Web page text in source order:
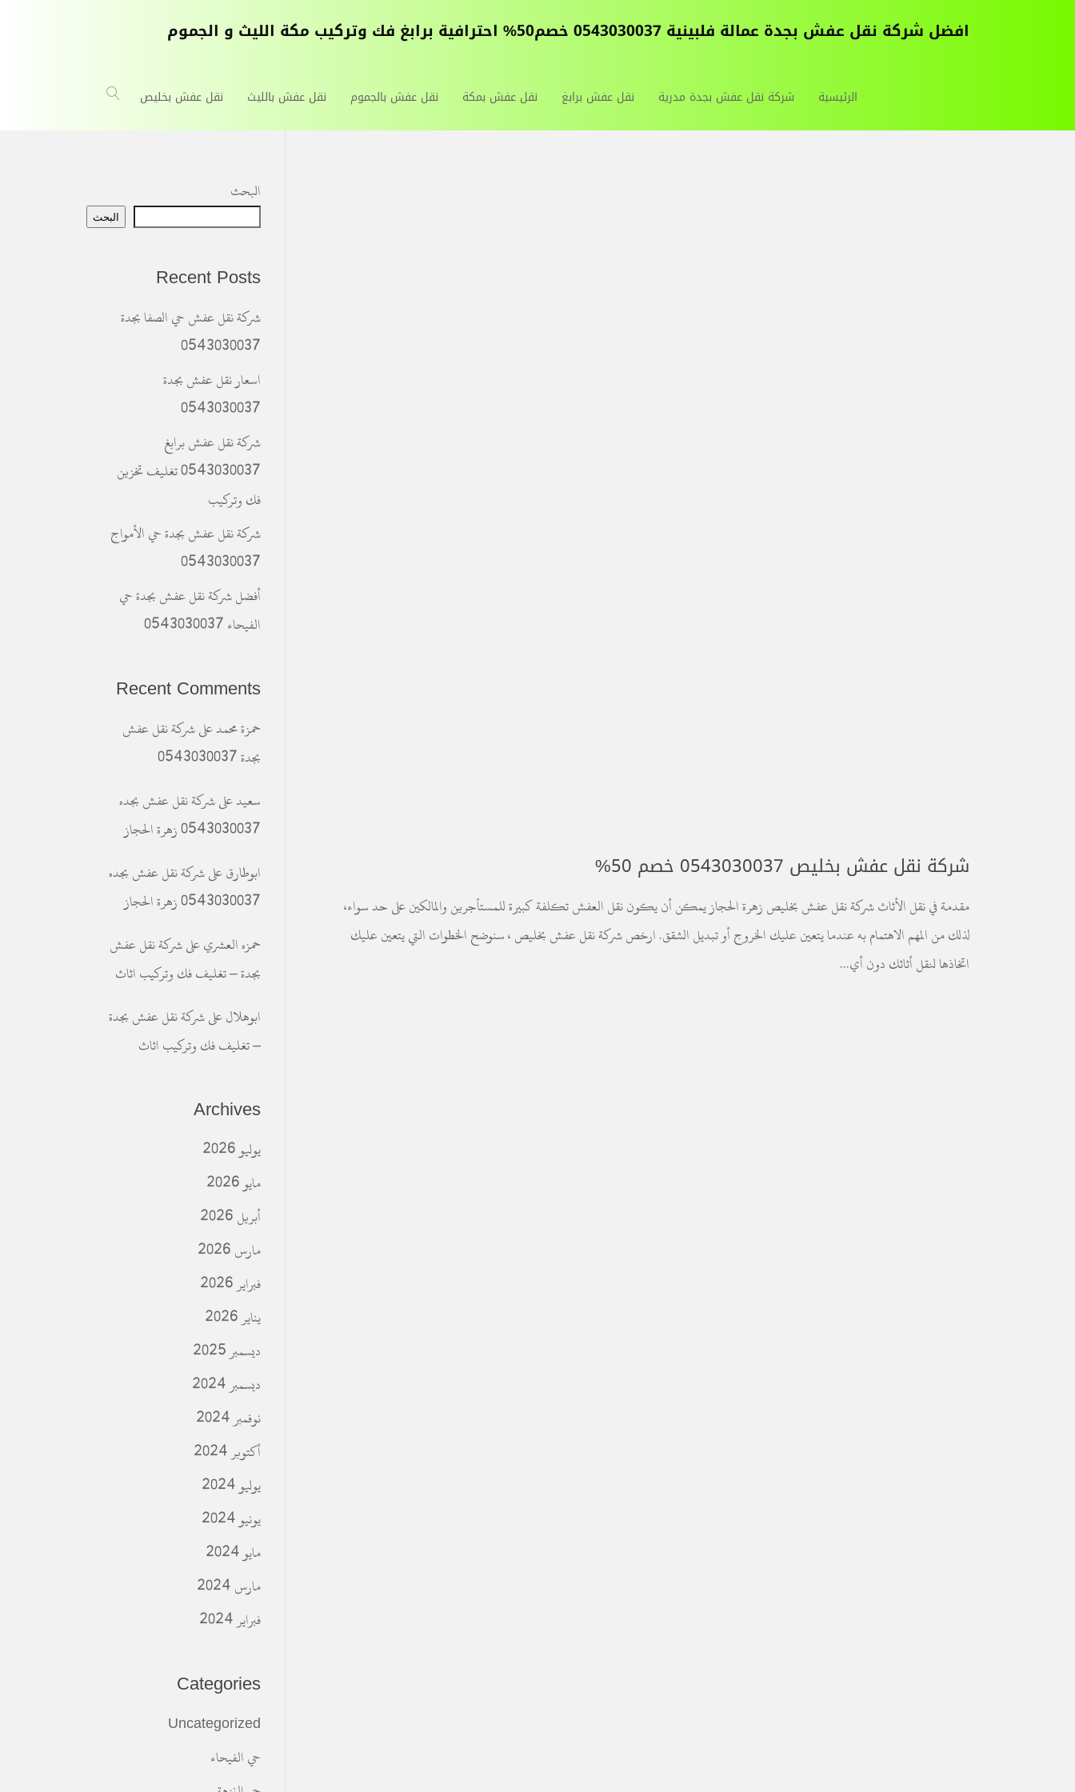
افضل شركة نقل عفش بجدة عمالة فلبينية 0543030037 خصم50% احترافية برابغ فك وتركيب مكة الليث و الجموم
الرئيسية شركة نقل عفش بجدة مدرية نقل عفش برابغ نقل عفش بمكة نقل عفش بالجموم نقل عفش بالليث نقل عفش بخليص
شركة نقل عفش بخليص 0543030037 خصم 50%
مقدمة في نقل الأثاث شركة نقل عفش بخليص زهرة الحجاز يمكن أن يكون نقل العفش تكلفة كبيرة للمستأجرين والمالكين على حد سواء،
لذلك من المهم الاهتمام به عندما يتعين عليك الخروج أو تبديل الشقق. ارخص شركة نقل عفش بخليص ، سنوضح الخطوات التي يتعين عليك
اتخاذها لنقل أثاثك دون أي...
البحث
البحث
Recent Posts
شركة نقل عفش حي الصفا بجدة
0543030037
اسعار نقل عفش بجدة
0543030037
شركة نقل عفش برابغ
0543030037 تغليف تخزين
فك وتركيب
شركة نقل عفش بجدة حي الأمواج
0543030037
أفضل شركة نقل عفش بجدة حي
الفيحاء 0543030037
Recent Comments
حمزة محمدعلىشركة نقل عفش
بجدة 0543030037
سعيدعلىشركة نقل عفش بجده
0543030037 زهرة الحجاز
ابوطارقعلىشركة نقل عفش بجده
0543030037 زهرة الحجاز
حمزه العشريعلىشركة نقل عفش
بجدة – تغليف فك وتركيب اثاث
ابوهلالعلىشركة نقل عفش بجدة
– تغليف فك وتركيب اثاث
Archives
يوليو 2026
مايو 2026
أبريل 2026
مارس 2026
فبراير 2026
يناير 2026
ديسمبر 2025
ديسمبر 2024
نوفمبر 2024
أكتوبر 2024
يوليو 2024
يونيو 2024
مايو 2024
مارس 2024
فبراير 2024
Categories
Uncategorized
حي الفيحاء